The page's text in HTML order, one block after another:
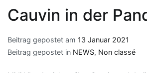
Cauvin in der
Beitrag gepostet am 13 Januar 2021
Beitrag gepostet in NEWS, Non classé